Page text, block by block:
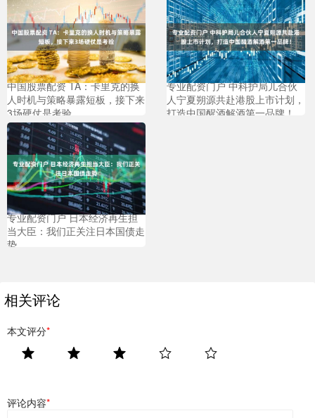
中国股票配资 TA：卡里克的换
人时机与策略暴露短板，接下来
3场硬仗是考验
专业配资门户 中科护局儿合伙
人宁夏朔源共赴港股上市计划，
打造中国醒酒解酒第一品牌！
专业配资门户 日本经济再生担
当大臣：我们正关注日本国债走
势
相关评论
本文评分*
评论内容*